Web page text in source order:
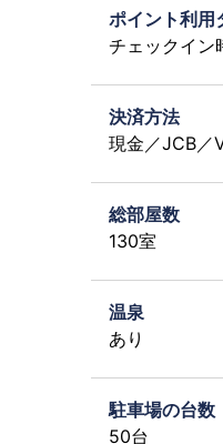
ポイント利用
チェックイン
決済方法
現金／JCB／
総部屋数
130室
温泉
あり
駐車場の台数
50台